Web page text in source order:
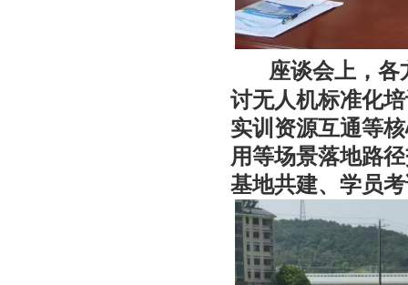
座谈会上，各
讨无人机标准化
实训资源互通等
用等场景落地路
基地共建、学员